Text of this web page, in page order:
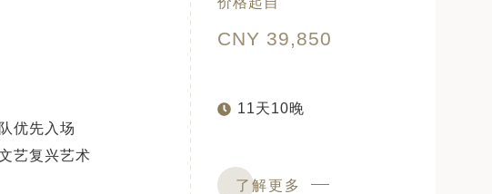
优先入场
艺复兴艺术
CNY 39,850
11天10晚
了解更多